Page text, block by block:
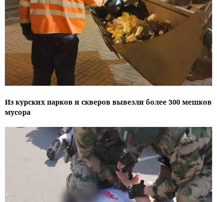
Из курских парков и скверов вывезли более 300 мешков
мусора